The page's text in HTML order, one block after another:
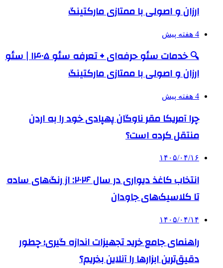
ارزان و اصولی با ممتازی مارکتینگ
4 هفته پیش
🔍 خدمات سئو حرفه‌ای + تعرفه سئو ۱۴۰۵ | سئو
ارزان و اصولی با ممتازی مارکتینگ
4 هفته پیش
چرا آمریکا مقر ناوگان پهپادی خود را به اردن
منتقل کرده است؟
۱۴۰۵/۰۴/۱۶
انتخاب کاغذ دیواری در سال ۲۰۲۶: از رنگ‌های ساده
تا کلاسیک‌های جاودان
۱۴۰۵/۰۴/۱۴
راهنمای جامع خرید تجهیزات اندازه گیری؛ چطور
دقیق‌ترین ابزارها را آنلاین بخریم؟